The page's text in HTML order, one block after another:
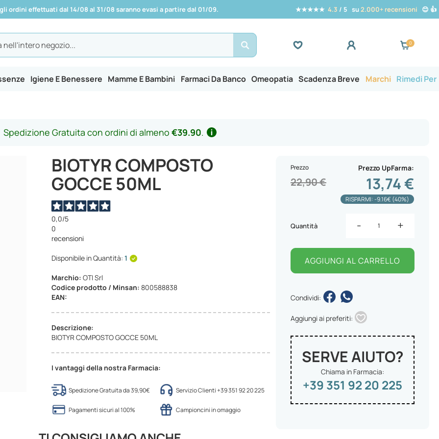
ordini effettuati dal 14/08 al 31/08 saranno evasi a partire dal 01/09. ★★★★★ 4.3 / 5 su2.000+ recensioni 😊 👍
Search
Igiene E Benessere Mamme E Bambini Farmaci Da Banco Omeopatia Scadenza Breve Marchi Rimedi Per
Spedizione Gratuita con ordini di almeno €39.90.
BIOTYR COMPOSTO
GOCCE 50ML
0,0/5
0
recensioni
Disponibile in Quantità:1
Marchio:OTI Srl
Codice prodotto / Minsan:800588838
EAN:
Descrizione:
BIOTYR COMPOSTO GOCCE 50ML
I vantaggi della nostra Farmacia:
Spedizione Gratuita da 39,90€ Servizio Clienti +39 351 92 20 225
Pagamenti sicuri al 100% Campioncini in omaggio
Prezzo UpFarma
13,74 €
Prezzo
22,90 €
RISPARMI: -9.16€ (40%)
Quantità - +
AGGIUNGI AL CARRELLO
Condividi:
Aggiungi ai preferiti:
SERVE AIUTO?
Chiama in Farmacia:
+39 351 92 20 225